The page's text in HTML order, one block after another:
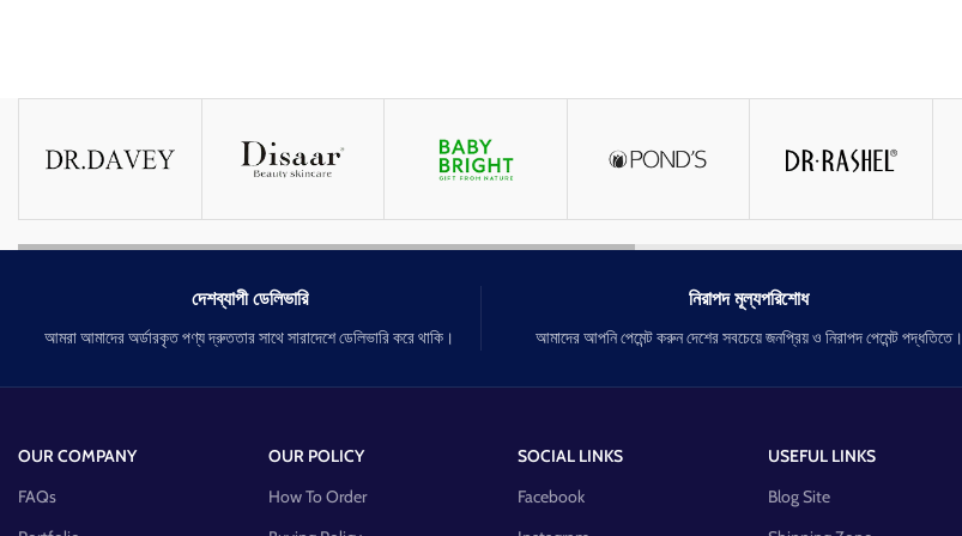
দেশব্যাপী ডেলিভারি
আমরা আমাদের অর্ডারকৃত পণ্য দ্রুততার সাথে সারাদেশে ডেলিভারি করে থাকি।
নিরাপদ মূল্যপরিশোধ
আমাদের আপনি পেমেন্ট করুন দেশের সবচেয়ে জনপ্রিয় ও নিরাপদ পেমেন্ট পদ্ধতিতে।
OUR COMPANY
FAQs
OUR POLICY
How To Order
SOCIAL LINKS
Facebook
USEFUL LINKS
Blog Site